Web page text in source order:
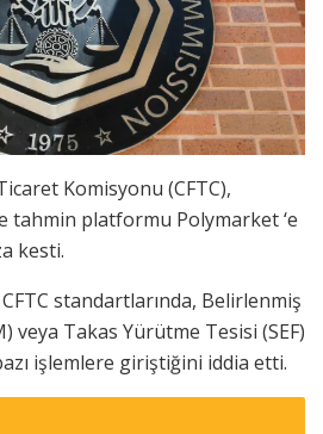
Komisyonu (CFTC),
tahmin platformu Polymarket ‘e
kesti.
standartlarında, Belirlenmiş
veya Takas Yürütme Tesisi (SEF)
işlemlere giriştiğini iddia etti.